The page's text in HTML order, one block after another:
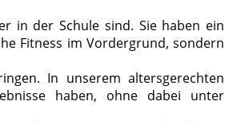
in der Schule sind. Sie haben ein
Fitness im Vordergrund, sondern
In unserem altersgerechten
haben, ohne dabei unter